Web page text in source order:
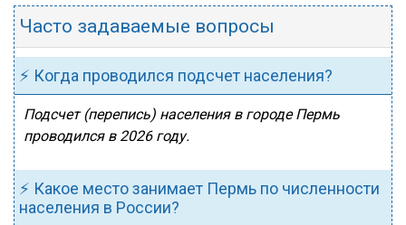
Часто задаваемые вопросы
⚡ Когда проводился подсчет населения?
Подсчет (перепись) населения в городе Пермь
проводился в 2026 году.
⚡ Какое место занимает Пермь по численности
населения в России?